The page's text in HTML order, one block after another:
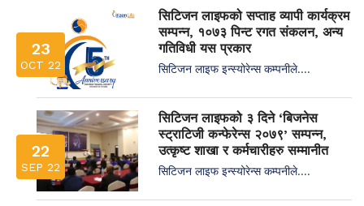
23
OCT 22
सिटिजन लाइफको सप्ताह व्यापी कार्यक्रम
सम्पन्न, १०७३ पिन्ट रगत संकलन, अन्य
गतिविधी यस प्रकार
सिटिजन लाइफ इन्स्योरेन्स कम्पनीले....
22
SEP 22
सिटिजन लाइफको ३ दिने ‘बिजनेस
स्ट्राटिजी कन्फेरेन्स २०७९’ सम्पन्न,
उत्कृष्ट शाखा र कर्मचारीहरु सम्मानीत
सिटिजन लाइफ इन्स्योरेन्स कम्पनीले....